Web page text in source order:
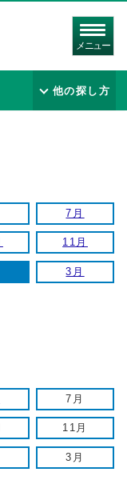
メニュー
他の探し方
7月
11月
3月
7月
11月
3月